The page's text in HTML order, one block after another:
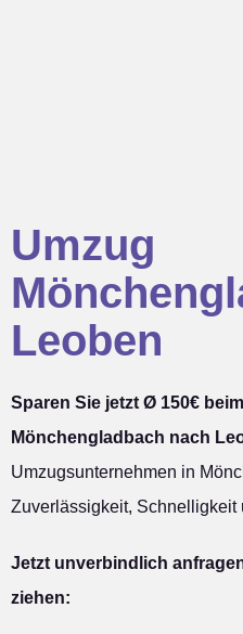
Umzug
Leoben
Sparen Sie jetzt Ø 150€
Mönchengladbach nach
Umzugsunternehmen in
Zuverlässigkeit, Schnelligkeit
Jetzt unverbindlich
ziehen: